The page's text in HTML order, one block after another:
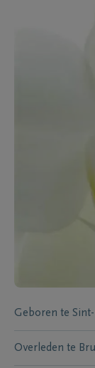
Geboren te
Overleden te